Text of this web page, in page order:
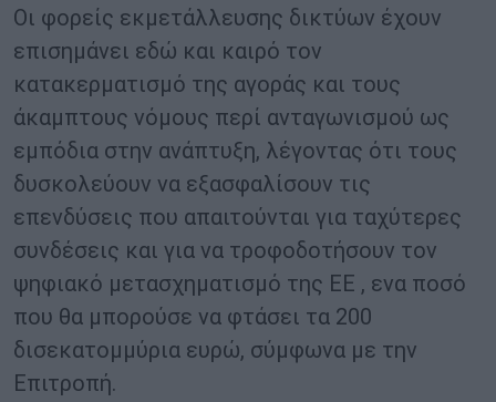
Οι φορείς εκμετάλλευσης δικτύων έχουν
επισημάνει εδώ και καιρό τον
κατακερματισμό της αγοράς και τους
άκαμπτους νόμους περί ανταγωνισμού ως
εμπόδια στην ανάπτυξη, λέγοντας ότι τους
δυσκολεύουν να εξασφαλίσουν τις
επενδύσεις που απαιτούνται για ταχύτερες
συνδέσεις και για να τροφοδοτήσουν τον
ψηφιακό μετασχηματισμό της ΕΕ , ενα ποσό
που θα μπορούσε να φτάσει τα 200
δισεκατομμύρια ευρώ, σύμφωνα με την
Επιτροπή.